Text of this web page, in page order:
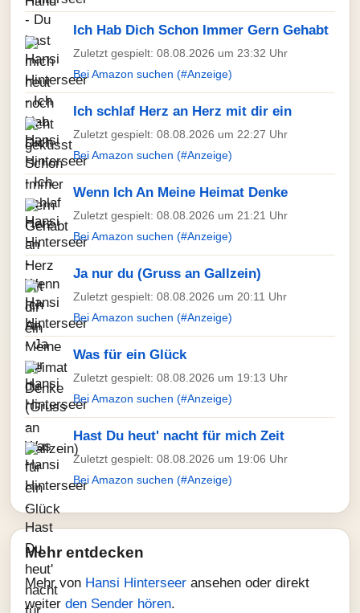
Ich Hab Dich Schon Immer Gern Gehabt
Zuletzt gespielt: 08.08.2026 um 23:32 Uhr
Bei Amazon suchen (#Anzeige)
Ich schlaf Herz an Herz mit dir ein
Zuletzt gespielt: 08.08.2026 um 22:27 Uhr
Bei Amazon suchen (#Anzeige)
Wenn Ich An Meine Heimat Denke
Zuletzt gespielt: 08.08.2026 um 21:21 Uhr
Bei Amazon suchen (#Anzeige)
Ja nur du (Gruss an Gallzein)
Zuletzt gespielt: 08.08.2026 um 20:11 Uhr
Bei Amazon suchen (#Anzeige)
Was für ein Glück
Zuletzt gespielt: 08.08.2026 um 19:13 Uhr
Bei Amazon suchen (#Anzeige)
Hast Du heut' nacht für mich Zeit
Zuletzt gespielt: 08.08.2026 um 19:06 Uhr
Bei Amazon suchen (#Anzeige)
Mehr entdecken
Mehr von Hansi Hinterseer ansehen oder direkt
weiter den Sender hören.